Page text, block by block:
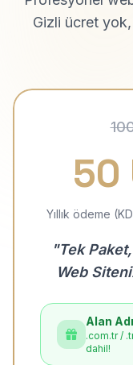
Gizli ücret
50
Yıllık ödeme
"Tek
Web
Alan
.com.tr /
dahil!